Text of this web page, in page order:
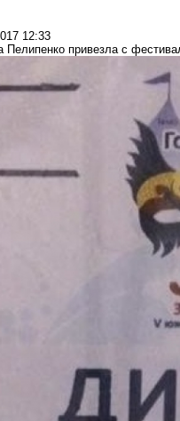
12:33
Пелипенко привезла с